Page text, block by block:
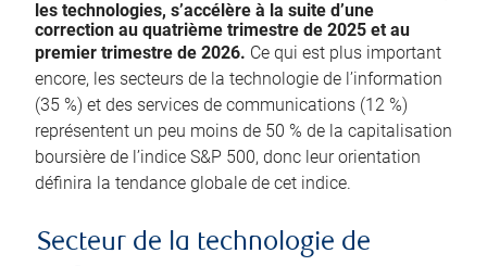
les technologies, s’accélère à la suite d’une
correction au quatrième trimestre de 2025 et au
premier trimestre de 2026. Ce qui est plus important
encore, les secteurs de la technologie de l’information
(35 %) et des services de communications (12 %)
représentent un peu moins de 50 % de la capitalisation
boursière de l’indice S&P 500, donc leur orientation
définira la tendance globale de cet indice.
Secteur de la technologie de